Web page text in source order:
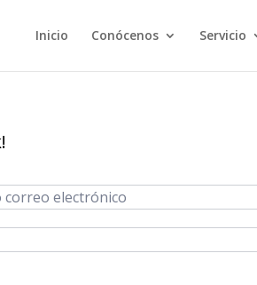
Inicio Conócenos Servicio